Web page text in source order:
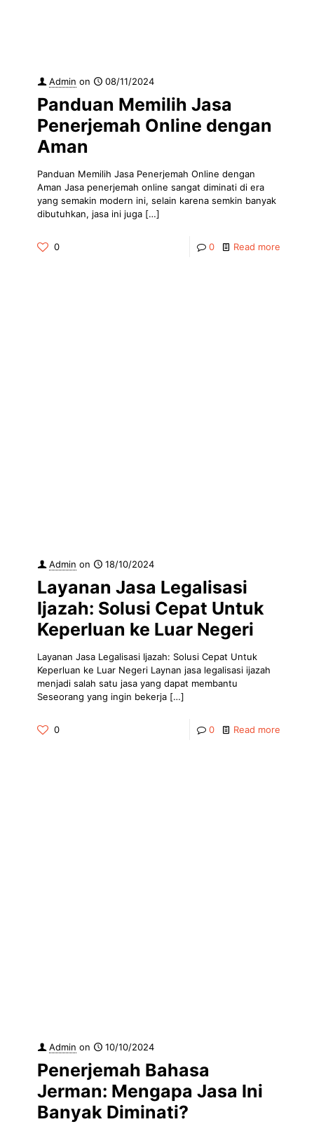
Admin on 08/11/2024
Panduan Memilih Jasa
Penerjemah Online dengan
Aman
Panduan Memilih Jasa Penerjemah Online dengan
Aman Jasa penerjemah online sangat diminati di era
yang semakin modern ini, selain karena semkin banyak
dibutuhkan, jasa ini juga […]
0 0 Read more
Admin on 18/10/2024
Layanan Jasa Legalisasi
Ijazah: Solusi Cepat Untuk
Keperluan ke Luar Negeri
Layanan Jasa Legalisasi Ijazah: Solusi Cepat Untuk
Keperluan ke Luar Negeri Laynan jasa legalisasi ijazah
menjadi salah satu jasa yang dapat membantu
Seseorang yang ingin bekerja […]
0 0 Read more
Admin on 10/10/2024
Penerjemah Bahasa
Jerman: Mengapa Jasa Ini
Banyak Diminati?